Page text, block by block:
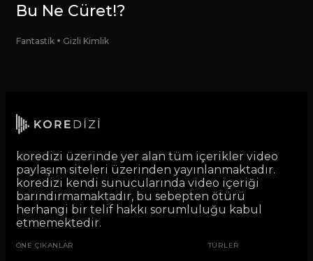
Bu Ne Cüret!?
Fantastik Gizli Kimlik
koredizi üzerinde yer alan tüm içerikler video
paylaşım siteleri üzerinden yayınlanmaktadır.
koredizi kendi sunucularında video içeriği
barındırmamaktadır, bu sebepten ötürü
herhangi bir telif hakkı sorumluluğu kabul
etmemektedir.
ÖNE ÇIKANLAR TÜRLER